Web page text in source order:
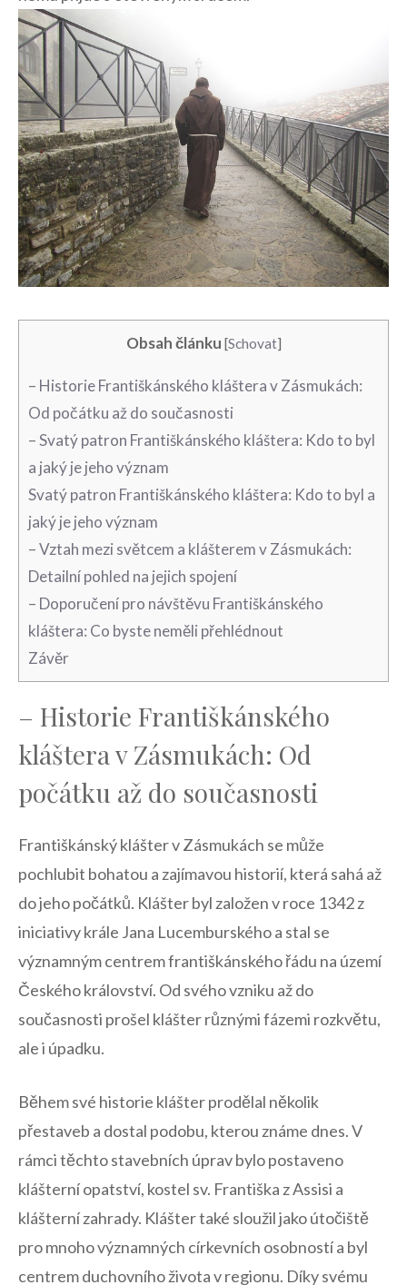
Obsah článku [Schovat]
– Historie ⁤Františkánského⁤ kláštera⁤ v Zásmukách:
Od počátku až do současnosti
– Svatý‍ patron ⁢Františkánského kláštera: Kdo to byl
a jaký je jeho ‌význam
Svatý patron Františkánského kláštera: Kdo ⁤to byl a ​
jaký je jeho význam
– Vztah mezi světcem a klášterem v Zásmukách: ​
Detailní pohled na‍ jejich spojení
– Doporučení​ pro návštěvu Františkánského
kláštera: Co byste neměli přehlédnout
Závěr
– Historie ⁤Františkánského⁤
kláštera⁤ v Zásmukách: Od
počátku až do současnosti
Františkánský klášter ⁤v Zásmukách se může
pochlubit bohatou a zajímavou ⁣historií, která sahá až
do jeho počátků. Klášter byl‌ založen v roce 1342 z
iniciativy krále ⁤Jana Lucemburského a stal se
významným centrem františkánského řádu ⁢na území
Českého království. Od svého vzniku až do⁤
současnosti prošel klášter různými fázemi rozkvětu,
ale i‍ úpadku.
Během své historie klášter prodělal několik
přestaveb a dostal‍ podobu,​ kterou známe dnes. V
rámci těchto stavebních úprav bylo postaveno
klášterní opatství, kostel sv. Františka z Assisi⁢ a
klášterní zahrady. Klášter také sloužil jako útočiště
pro mnoho významných církevních osobností a byl
centrem duchovního ⁤života v regionu. ‌Díky svému